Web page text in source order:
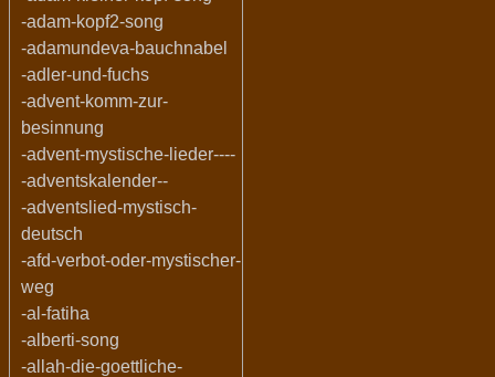
-adam-kopf2-song
-adamundeva-bauchnabel
-adler-und-fuchs
-advent-komm-zur-
besinnung
-advent-mystische-lieder----
-adventskalender--
-adventslied-mystisch-
deutsch
-afd-verbot-oder-mystischer-
weg
-al-fatiha
-alberti-song
-allah-die-goettliche-